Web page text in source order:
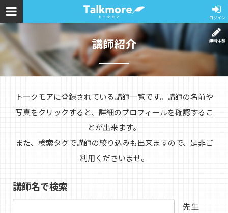
ログイン
無料体験
講師紹介
トークモアに登録されている講師一覧です。講師の名前や
写真をクリックすると、詳細のプロフィールを確認するこ
とが出来ます。
また、検索タグで講師の絞り込みも出来ますので、是非ご
利用くださいませ。
講師名で検索
先生